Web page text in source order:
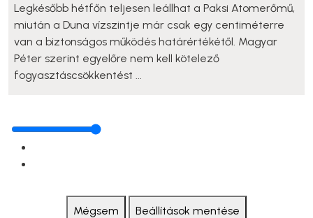
Legkésőbb hétfőn teljesen leállhat a Paksi Atomerőmű,
miután a Duna vízszintje már csak egy centiméterre
van a biztonságos működés határértékétől. Magyar
Péter szerint egyelőre nem kell kötelező
fogyasztáscsökkentést ...
Mégsem Beállítások mentése